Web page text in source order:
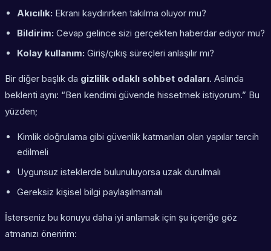
Akıcılık: Ekranı kaydırırken takılma oluyor mu?
Bildirim: Cevap gelince sizi gerçekten haberdar ediyor mu?
Kolay kullanım: Giriş/çıkış süreçleri anlaşılır mı?
Bir diğer başlık da gizlilik odaklı sohbet odaları. Aslında
beklenti aynı: “Ben kendimi güvende hissetmek istiyorum.” Bu
yüzden;
Kimlik doğrulama gibi güvenlik katmanları olan yapılar tercih
edilmeli
Uygunsuz isteklerde bulunuluyorsa uzak durulmalı
Gereksiz kişisel bilgi paylaşılmamalı
İsterseniz bu konuyu daha iyi anlamak için şu içeriğe göz
atmanızı öneririm: